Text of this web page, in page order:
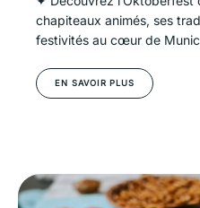
chapiteaux animés, ses
festivités au cœur de
EN SAVOIR PLUS